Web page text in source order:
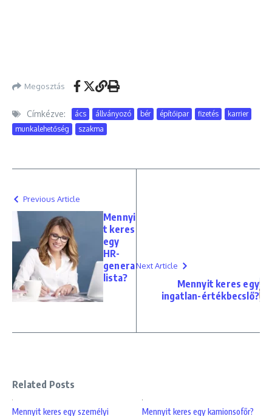
Megosztás
Címkézve: ács állványozó bér építőipar fizetés
karrier
munkalehetőség
szakma
Previous Article
Mennyi
t keres
egy
HR-
genera
lista?
Next Article
Mennyit keres egy
ingatlan-értékbecslő?
Related Posts
Mennyit keres egy személyi
Mennyit keres egy kamionsofőr?